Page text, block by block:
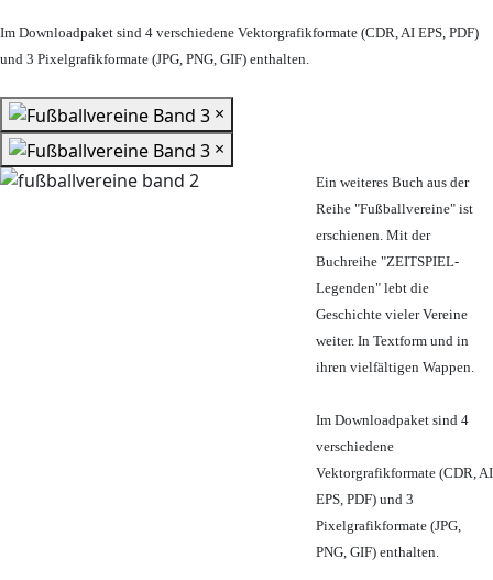
Im Downloadpaket sind 4 verschiedene Vektorgrafikformate (CDR, AI EPS, PDF)
und 3 Pixelgrafikformate (JPG, PNG, GIF) enthalten.
×
×
Ein weiteres Buch aus der
Reihe "Fußballvereine" ist
erschienen. Mit der
Buchreihe "ZEITSPIEL-
Legenden" lebt die
Geschichte vieler Vereine
weiter. In Textform und in
ihren vielfältigen Wappen.
Im Downloadpaket sind 4
verschiedene
Vektorgrafikformate (CDR, AI
EPS, PDF) und 3
Pixelgrafikformate (JPG,
PNG, GIF) enthalten.